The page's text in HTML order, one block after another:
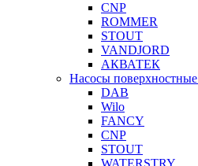
CNP
ROMMER
STOUT
VANDJORD
АКВАТЕК
Насосы поверхностные
DAB
Wilo
FANCY
CNP
STOUT
WATERSTRY